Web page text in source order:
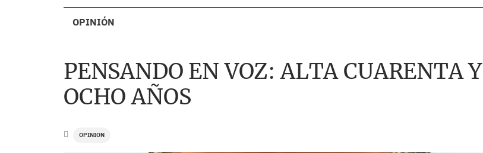
OPINIÓN
PENSANDO EN VOZ: ALTA CUARENTA Y
OCHO AÑOS
OPINION